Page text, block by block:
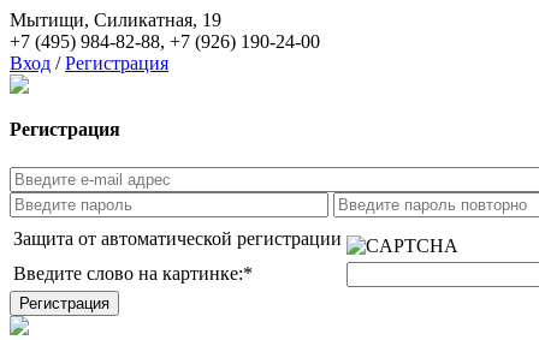
Мытищи, Силикатная, 19
+7 (495) 984-82-88, +7 (926) 190-24-00
Вход / Регистрация
Регистрация
Защита от автоматической регистрации
Введите слово на картинке:*